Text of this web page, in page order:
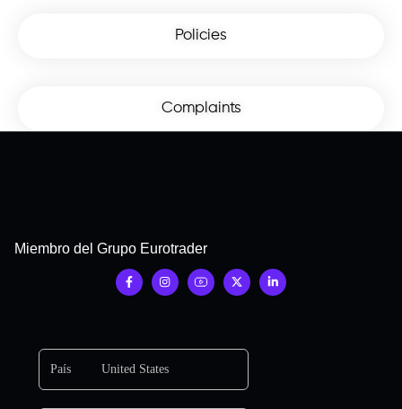
Policies
Complaints
Miembro del Grupo Eurotrader
País United States